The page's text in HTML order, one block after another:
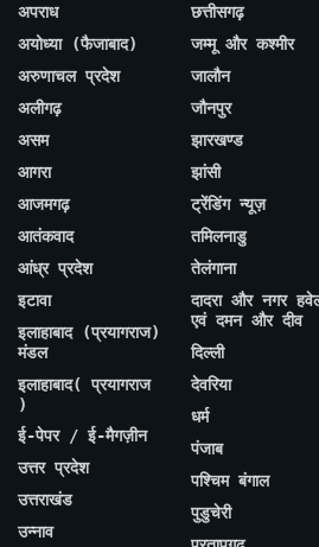
अपराध
अयोध्या (फैजाबाद)
अरुणाचल प्रदेश
अलीगढ़
असम
आगरा
आजमगढ़
आतंकवाद
आंध्र प्रदेश
इटावा
इलाहाबाद (प्रयागराज)
मंडल
इलाहाबाद( प्रयागराज
)
ई-पेपर / ई-मैगज़ीन
उत्तर प्रदेश
उत्तराखंड
उन्नाव
छत्तीसगढ़
जम्मू और कश्मीर
जालौन
जौनपुर
झारखण्ड
झांसी
ट्रेंडिंग न्यूज़
तमिलनाडु
तेलंगाना
दादरा और नगर
एवं दमन और दीव
दिल्ली
देवरिया
धर्म
पंजाब
पश्चिम बंगाल
पुडुचेरी